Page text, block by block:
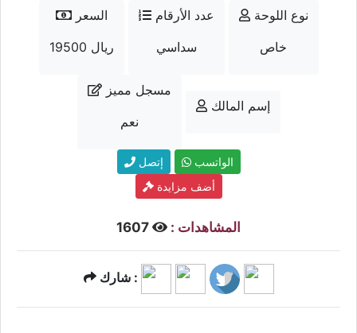
السعر
19500 ريال
عدد الأرقام
سداسي
نوع اللوحة
خاص
مسجل مميز
نعم
إسم المالك
إتصل
الواتسب
أضف مزايدة
المشاهدات :
شارك :